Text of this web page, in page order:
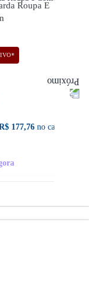
Roupa E
177,76 no cartão